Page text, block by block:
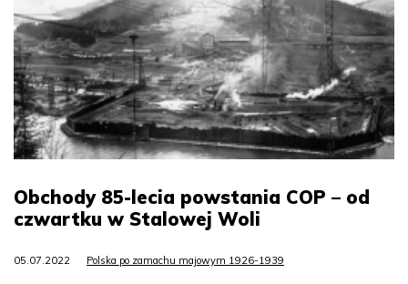
Obchody 85-lecia powstania COP – od
czwartku w Stalowej Woli
05.07.2022 Polska po zamachu majowym 1926-1939